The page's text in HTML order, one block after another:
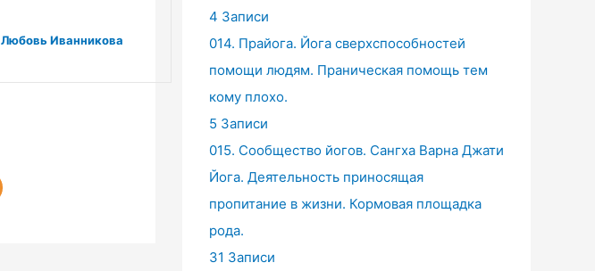
Любовь Иванникова
4 Записи
014. Прайога. Йога сверхспособностей
помощи людям. Праническая помощь тем
кому плохо.
5 Записи
015. Сообщество йогов. Сангха Варна Джати
Йога. Деятельность приносящая
пропитание в жизни. Кормовая площадка
рода.
31 Записи